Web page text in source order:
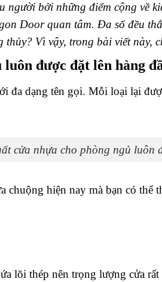
người bởi những điểm cộng về
Door quan tâm. Đa số đều
thủy? Vì vậy, trong bài viết
được đặt lên hàng
đa dạng tên gọi. Mỗi loại lại
cửa nhựa cho phòng ngủ luôn
chuộng hiện nay mà bạn có thể
lõi thép nên trọng lượng cửa